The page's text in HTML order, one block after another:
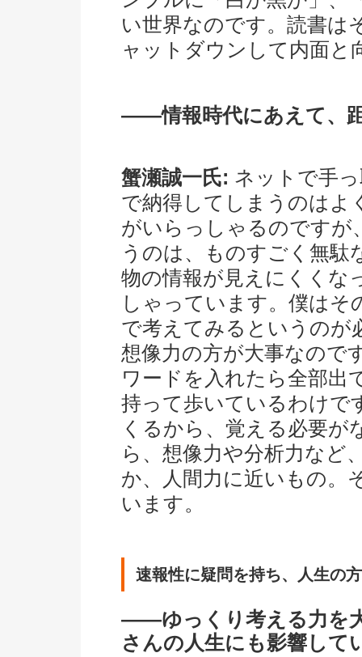
い世界なのです。読書は
ャットダウンして内面と
――情報時代にあえて、
蟹瀬誠一氏: ネットで手
で納得してしまうのはよ
がいらっしゃるのですが
うのは、ものすごく無駄
物の情報が見えにくくな
しゃっています。僕はそ
で考えてみるというのが
想像力の方が大事なので
ワードを入れたら全部出
持って歩いているわけで
くるから、覚える必要が
ら、想像力や分析力など
か、人間力に近いもの。
います。
速報性に疑問を持ち、人生の
――ゆっくり考える力を
さんの人生にも影響して